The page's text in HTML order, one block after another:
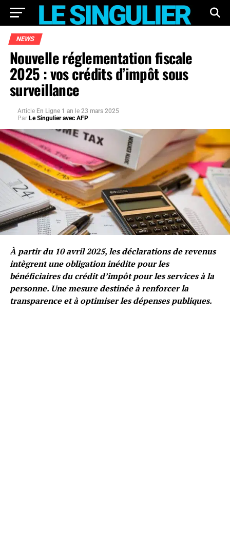
NEWS
Nouvelle réglementation fiscale
2025 : vos crédits d’impôt sous
surveillance
Article En Ligne 1 an le 23 mars 2025
Par Le Singulier avec AFP
À partir du 10 avril 2025, les déclarations de revenus
intègrent une obligation inédite pour les
bénéficiaires du crédit d’impôt pour les services à la
personne. Une mesure destinée à renforcer la
transparence et à optimiser les dépenses publiques.